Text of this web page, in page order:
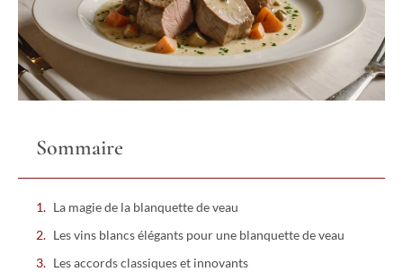
Sommaire
La magie de la blanquette de veau
Les vins blancs élégants pour une blanquette de veau
Les accords classiques et innovants